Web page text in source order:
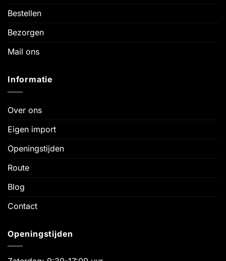
Bestellen
Bezorgen
Mail ons
Informatie
Over ons
Eigen import
Openingstijden
Route
Blog
Contact
Openingstijden